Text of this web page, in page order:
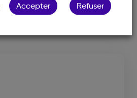
Accepter Refuser